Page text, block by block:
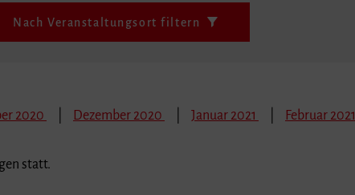
Nach Veranstaltungsort filtern
2020 Dezember 2020 Januar 2021 Februar 2021
statt.